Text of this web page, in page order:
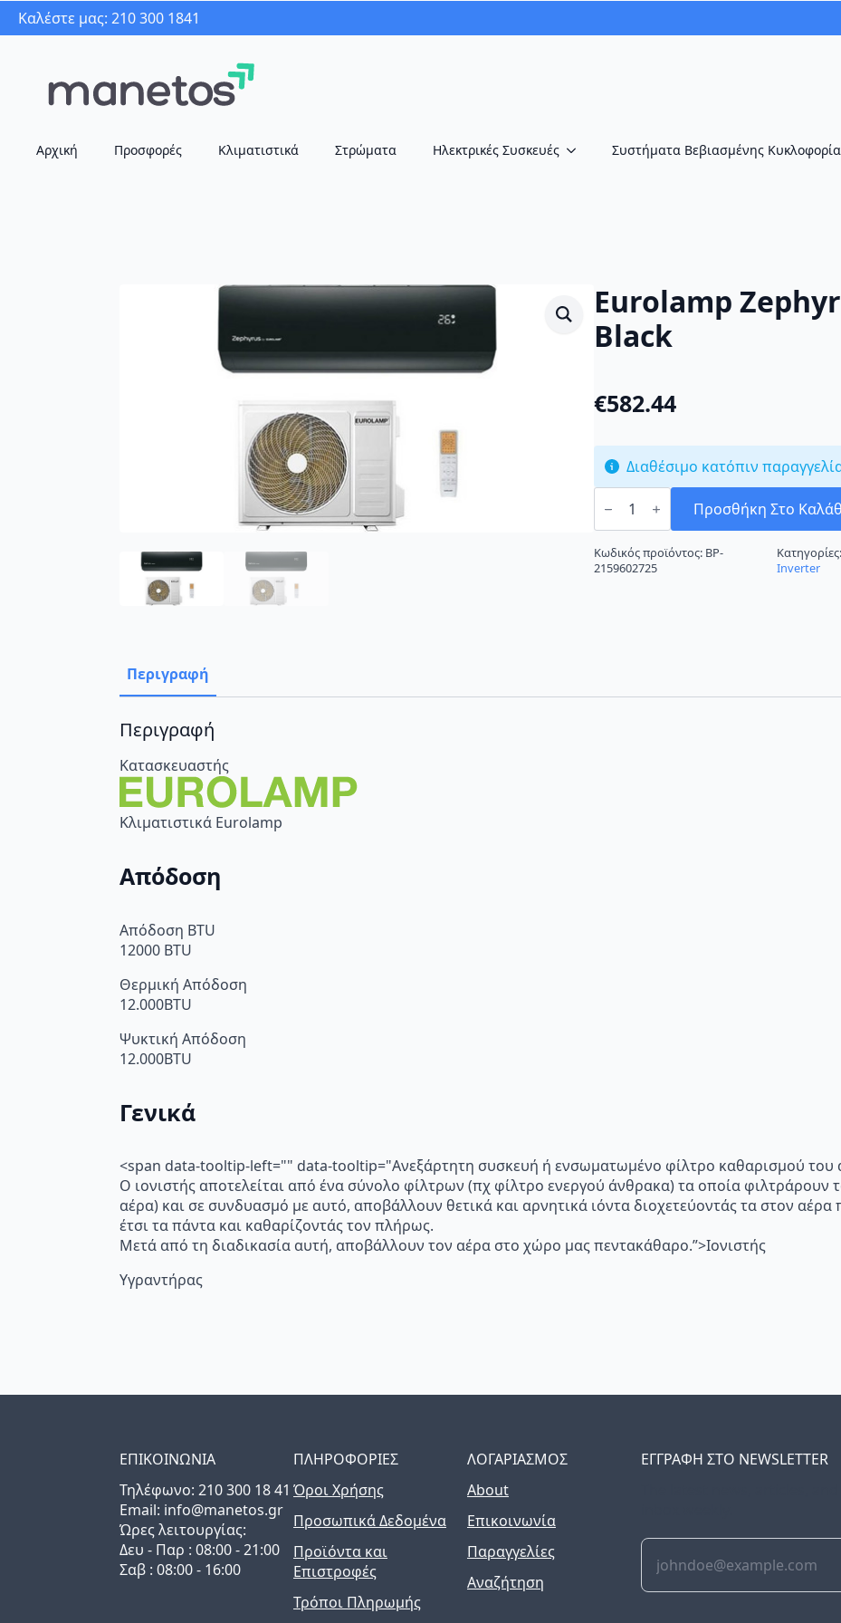
Καλέστε μας: 210 300 1841
Αρχική Προσφορές Κλιματιστικά Στρώματα Ηλεκτρικές Συσκευές Συστήματα Βεβιασμένης
Eurolamp
Black
€582.44
Διαθέσιμο κατόπιν
Eurolamp
Zephyrus
28032
Black
ποσότητα
Προσθήκη Στο
Κωδικός προϊόντος: BP-
2159602725
Κατηγορίες:
Inverter
Περιγραφή
Περιγραφή
Κατασκευαστής
Κλιματιστικά Eurolamp
Απόδοση
Απόδοση BTU
12000 BTU
Θερμική Απόδοση
12.000BTU
Ψυκτική Απόδοση
12.000BTU
Γενικά
<span data-tooltip-left="" data-tooltip="Ανεξάρτητη συσκευή ή ενσωματωμένο φίλτρο καθαρισμού του
Ο ιονιστής αποτελείται από ένα σύνολο φίλτρων (πχ φίλτρο ενεργού άνθρακα) τα οποία φιλτράρουν
αέρα) και σε συνδυασμό με αυτό, αποβάλλουν θετικά και αρνητικά ιόντα διοχετεύοντάς τα στον
έτσι τα πάντα και καθαρίζοντάς τον πλήρως.
Μετά από τη διαδικασία αυτή, αποβάλλουν τον αέρα στο χώρο μας πεντακάθαρο.”>Ιονιστής
Υγραντήρας
ΕΠΙΚΟΙΝΩΝΙΑ
Τηλέφωνo: 210 300 18 41
Email: info@manetos.gr
Ώρες λειτουργίας:
Δευ - Παρ : 08:00 - 21:00
Σαβ : 08:00 - 16:00
ΠΛΗΡΟΦΟΡΙΕΣ
Όροι Χρήσης
Προσωπικά Δεδομένα
Προϊόντα και
Επιστροφές
Τρόποι Πληρωμής
ΛΟΓΑΡΙΑΣΜΟΣ
About
Επικοινωνία
Παραγγελίες
Αναζήτηση
ΕΓΓΡΑΦΗ ΣΤΟ NEWSLETTER